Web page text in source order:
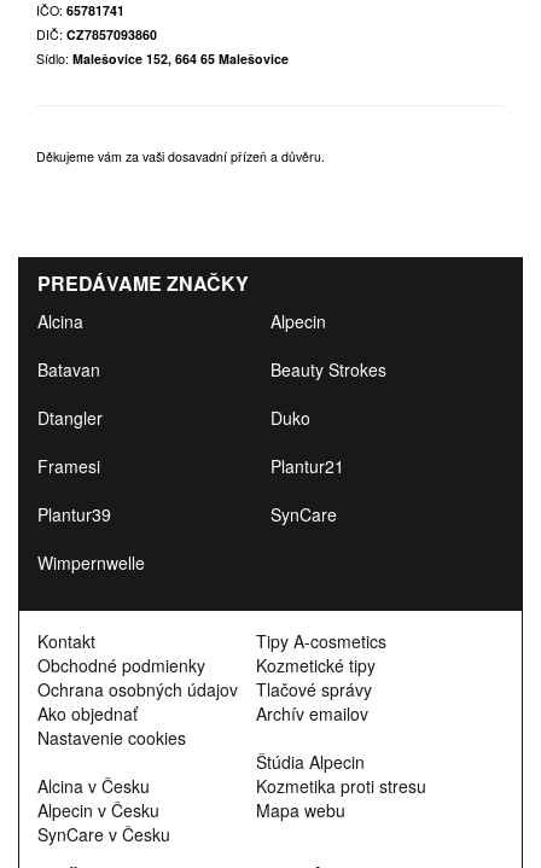
IČO: 65781741
DIČ: CZ7857093860
Sídlo: Malešovice 152, 664 65 Malešovice
Děkujeme vám za vaši dosavadní přízeň a důvěru.
PREDÁVAME ZNAČKY
Alcina
Alpecin
Batavan
Beauty Strokes
Dtangler
Duko
Framesi
Plantur21
Plantur39
SynCare
Wimpernwelle
Kontakt
Obchodné podmienky
Ochrana osobných údajov
Ako objednať
Nastavenie cookies
Alcina v Česku
Alpecin v Česku
SynCare v Česku
Tipy A-cosmetics
Kozmetické tipy
Tlačové správy
Archív emailov
Štúdia Alpecin
Kozmetika proti stresu
Mapa webu